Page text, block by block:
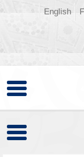
English